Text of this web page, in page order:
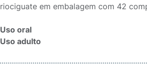
riociguate em embalagem com 42
Uso oral
Uso adulto